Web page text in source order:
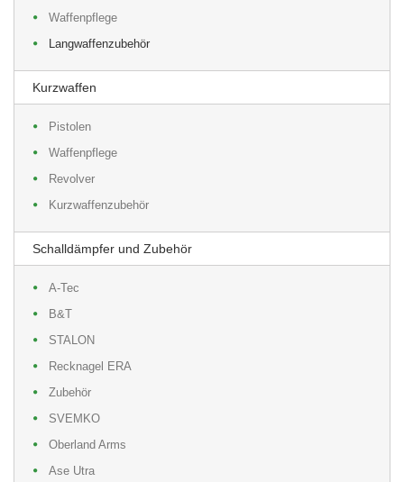
Waffenpflege
Langwaffenzubehör
Kurzwaffen
Pistolen
Waffenpflege
Revolver
Kurzwaffenzubehör
Schalldämpfer und Zubehör
A-Tec
B&T
STALON
Recknagel ERA
Zubehör
SVEMKO
Oberland Arms
Ase Utra